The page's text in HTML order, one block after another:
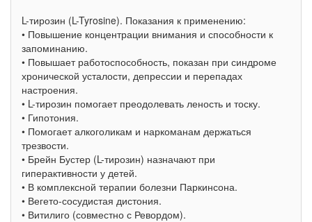
L-тирозин (L-Tyrosine). Показания к применению:
• Повышение концентрации внимания и способности к
запоминанию.
• Повышает работоспособность, показан при синдроме
хронической усталости, депрессии и перепадах
настроения.
• L-тирозин помогает преодолевать леность и тоску.
• Гипотония.
• Помогает алкоголикам и наркоманам держаться
трезвости.
• Брейн Бустер (L-тирозин) назначают при
гиперактивности у детей.
• В комплексной терапии болезни Паркинсона.
• Вегето-сосудистая дистония.
• Витилиго (совместно с Ревордом).